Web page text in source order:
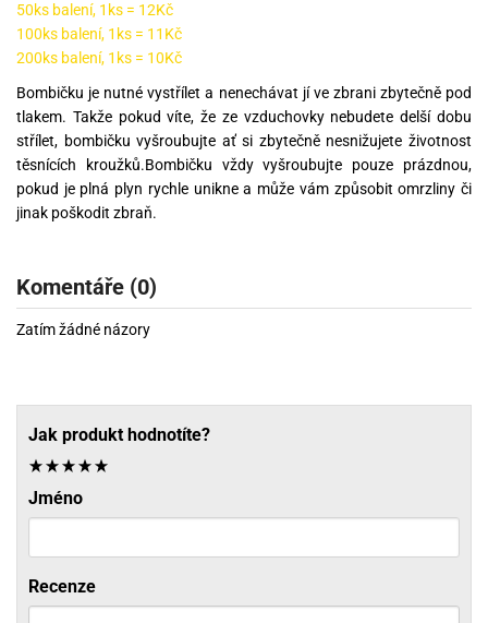
50ks balení, 1ks = 12Kč
100ks balení, 1ks = 11Kč
200ks balení, 1ks = 10Kč
Bombičku je nutné vystřílet a nenechávat jí ve zbrani zbytečně pod
tlakem. Takže pokud víte, že ze vzduchovky nebudete delší dobu
střílet, bombičku vyšroubujte ať si zbytečně nesnižujete životnost
těsnících kroužků.Bombičku vždy vyšroubujte pouze prázdnou,
pokud je plná plyn rychle unikne a může vám způsobit omrzliny či
jinak poškodit zbraň.
Komentáře (0)
Zatím žádné názory
Jak produkt hodnotíte?
Jméno
Recenze